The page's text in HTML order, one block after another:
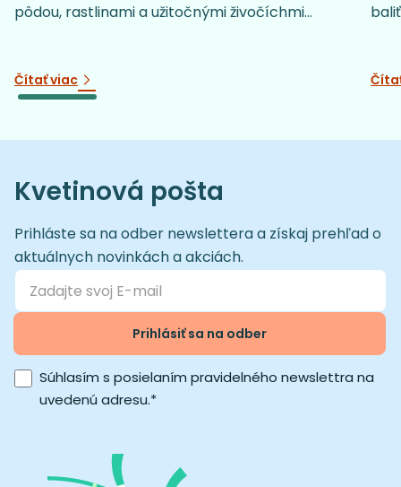
pôdou, rastlinami a užitočnými živočíchmi...
Čítať viac
Kvetinová pošta
Prihláste sa na odber newslettera a získaj prehľad o
aktuálnych novinkách a akciách.
Prihlásiť sa na odber
Súhlasím s posielaním pravidelného newslettra na
uvedenú adresu.*